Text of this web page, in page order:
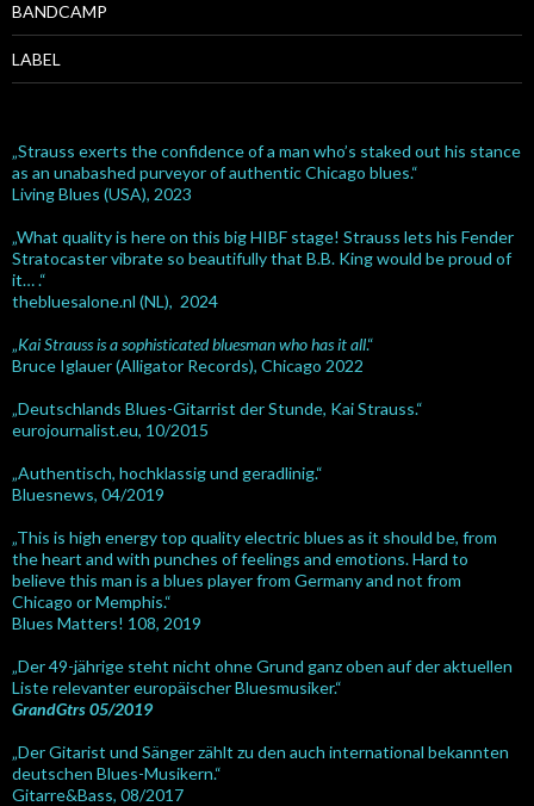
BANDCAMP
LABEL
„Strauss exerts the confidence of a man who’s staked out his stance
as an unabashed purveyor of authentic Chicago blues.“
Living Blues (USA), 2023
„What quality is here on this big HIBF stage! Strauss lets his Fender
Stratocaster vibrate so beautifully that B.B. King would be proud of
it… .“
thebluesalone.nl (NL), 2024
„Kai Strauss is a sophisticated bluesman who has it all.“
Bruce Iglauer (Alligator Records), Chicago 2022
„Deutschlands Blues-Gitarrist der Stunde, Kai Strauss.“
eurojournalist.eu, 10/2015
„Authentisch, hochklassig und geradlinig.“
Bluesnews, 04/2019
„This is high energy top quality electric blues as it should be, from
the heart and with punches of feelings and emotions. Hard to
believe this man is a blues player from Germany and not from
Chicago or Memphis.“
Blues Matters! 108, 2019
„Der 49-jährige steht nicht ohne Grund ganz oben auf der aktuellen
Liste relevanter europäischer Bluesmusiker.“
GrandGtrs 05/2019
„Der Gitarist und Sänger zählt zu den auch international bekannten
deutschen Blues-Musikern.“
Gitarre&Bass, 08/2017